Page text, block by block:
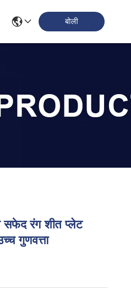
बोली
सफेद रंग शीत प्लेट
गुणवत्ता